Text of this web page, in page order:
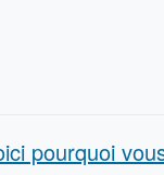
pourquoi